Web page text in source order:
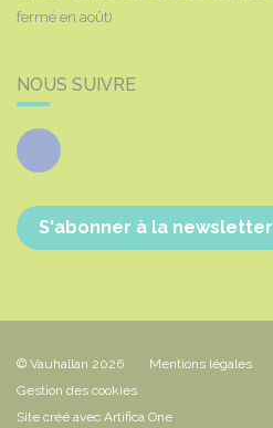
fermé en août)
NOUS SUIVRE
Facebook
S'abonner à la newsletter
© Vauhallan 2026 Mentions légales
Gestion des cookies
Site créé avec Artifica One